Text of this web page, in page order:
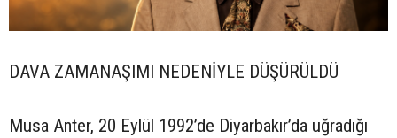
DAVA ZAMANAŞIMI NEDENİYLE DÜŞÜRÜLDÜ
Musa Anter, 20 Eylül 1992’de Diyarbakır’da uğradığı